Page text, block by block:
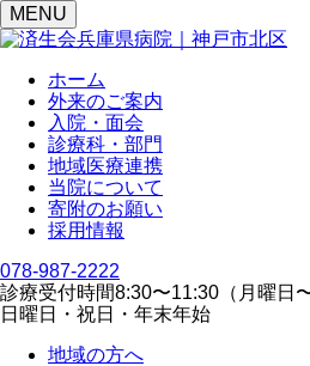
MENU
ホーム
外来のご案内
入院・面会
診療科・部門
地域医療連携
当院について
寄附のお願い
採用情報
078-987-2222
診療受付時間8:30〜11:30（⽉曜⽇
⽇曜⽇・祝⽇・年末年始
地域の方へ